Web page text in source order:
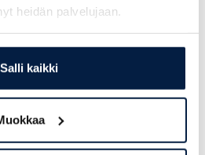
heidän palvelujaan.
Salli kaikki